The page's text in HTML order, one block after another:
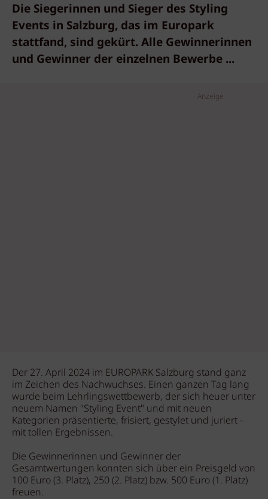
Die Siegerinnen und Sieger des Styling
Events in Salzburg, das im Europark
stattfand, sind gekürt. Alle Gewinnerinnen
und Gewinner der einzelnen Bewerbe ...
Anzeige
Der 27. April 2024 im EUROPARK Salzburg stand ganz
im Zeichen des Nachwuchses. Einen ganzen Tag lang
wurde beim Lehrlingswettbewerb, der sich heuer unter
neuem Namen "Styling Event" und mit neuen
Kategorien präsentierte, frisiert, gestylet und juriert -
mit tollen Ergebnissen.
Die Gewinnerinnen und Gewinner der
Gesamtwertungen konnten sich über ein Preisgeld von
100 Euro (3. Platz), 250 (2. Platz) bzw. 500 Euro (1. Platz)
freuen.